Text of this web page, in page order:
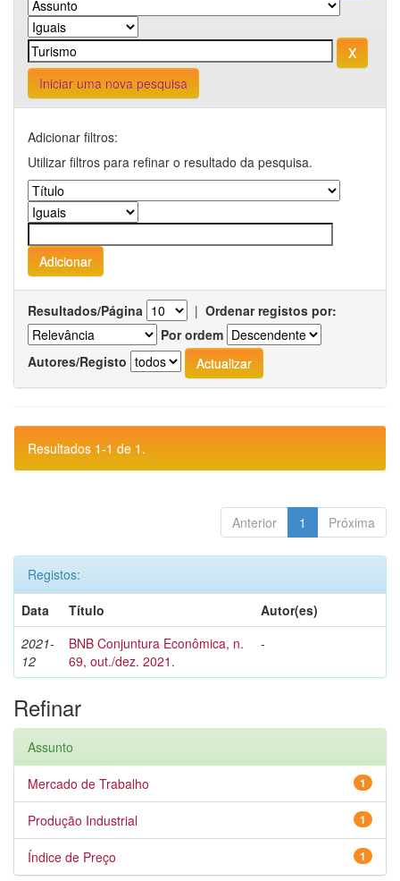
Iniciar uma nova pesquisa
Adicionar filtros:
Utilizar filtros para refinar o resultado da pesquisa.
Resultados/Página | Ordenar registos por:
Por ordem
Autores/Registo
Resultados 1-1 de 1.
Anterior 1 Próxima
Registos:
Data
Título
Autor(es)
2021-
12
BNB Conjuntura Econômica, n.
69, out./dez. 2021.
-
Refinar
Assunto
1
Mercado de Trabalho
1
Produção Industrial
1
Índice de Preço